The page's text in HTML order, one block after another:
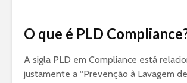
O que é PLD
A sigla PLD em Compliance está
justamente a “Prevenção à Lavagem